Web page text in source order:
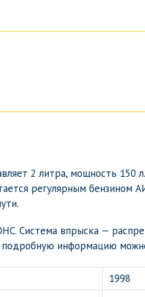
2 литра, мощность 150
регулярным бензином
Система впрыска —
подробную информацию
1998